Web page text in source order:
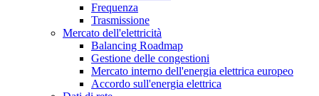
Frequenza
Trasmissione
Mercato dell'elettricità
Balancing Roadmap
Gestione delle congestioni
Mercato interno dell'energia elettrica europeo
Accordo sull'energia elettrica